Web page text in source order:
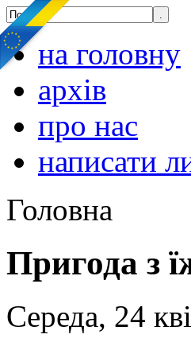
на головну
архів
про нас
написати
Головна
Пригода з
Середа, 24